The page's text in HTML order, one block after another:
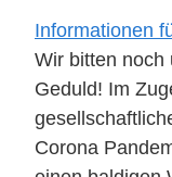
Informationen
Wir bitten noch
Geduld! Im
Corona